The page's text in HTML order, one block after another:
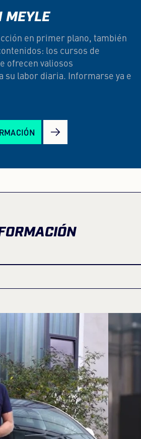
MEYLE
en primer plano, también
los cursos de
ofrecen valiosos
su labor diaria. Informarse ya e